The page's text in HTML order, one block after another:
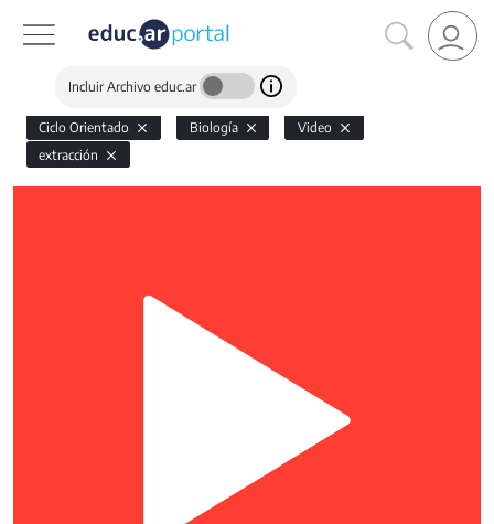
Incluir Archivo educ.ar
Ciclo Orientado Biología
Video
extracción